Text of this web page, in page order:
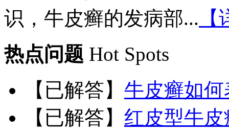
识，牛皮癣的发病部...
热点问题 Hot Spots
【已解答】 牛皮癣如
【已解答】 红皮型牛